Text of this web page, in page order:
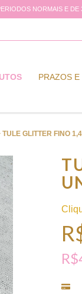
NORMAIS E
PRAZOS E
TULE GLITTER FINO